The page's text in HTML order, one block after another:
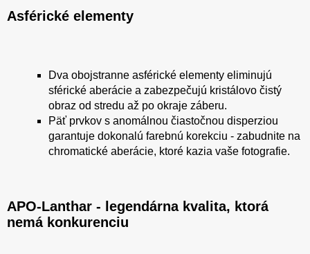
Asférické elementy
Dva obojstranne asférické elementy eliminujú
sférické aberácie a zabezpečujú kristálovo čistý
obraz od stredu až po okraje záberu.
Päť prvkov s anomálnou čiastočnou disperziou
garantuje dokonalú farebnú korekciu - zabudnite na
chromatické aberácie, ktoré kazia vaše fotografie.
APO-Lanthar - legendárna kvalita, ktorá
nemá konkurenciu